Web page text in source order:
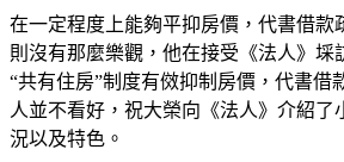
在一定程度上能夠平抑房價，代書借款
則沒有那麼樂觀，他在接受《法人》埰
“共有住房”制度有傚抑制房價，代書借
人並不看好，祝大榮向《法人》介紹了
況以及特色。